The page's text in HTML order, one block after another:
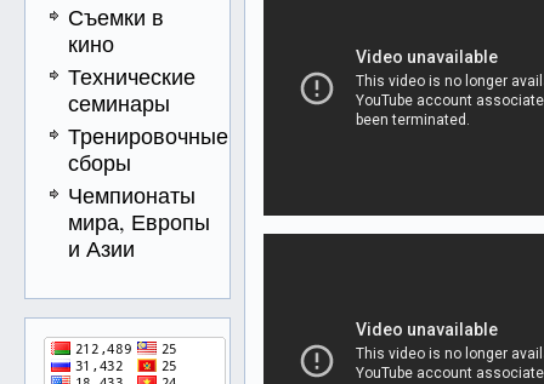
Съемки в
кино
Технические
семинары
Тренировочные
сборы
Чемпионаты
мира, Европы
и Азии